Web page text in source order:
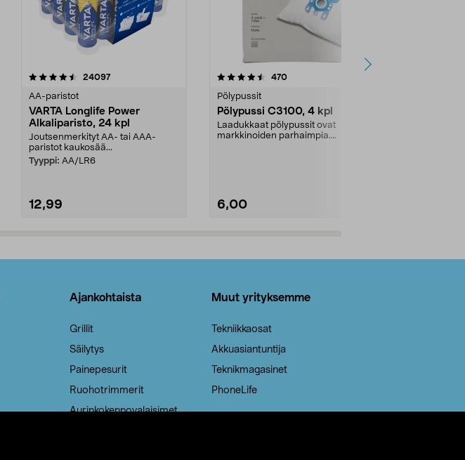
24097arvostelut
AA-paristot
VARTA Longlife Power
Alkaliparisto, 24 kpl
Joutsenmerkityt AA- tai AAA-
paristot kaukosää...
Tyyppi: AA/LR6
12,99
4.5viidestä
470arvostelut
Pölypussit
Pölypussi C3100, 4 kpl
Laadukkaat pölypussit ovat
markkinoiden parhaimpia.
6,00
4.5viidestä
Ajankohtaista
Grillit
Säilytys
Painepesurit
Ruohotrimmerit
Aurinkokennovalaisimet
Muut yrityksemme
Tekniikkaosat
Akkuasiantuntija
Teknikmagasinet
PhoneLife